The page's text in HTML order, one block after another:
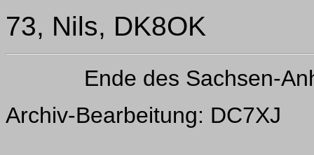
73, Nils, DK8OK
Ende des Sachsen-
Archiv-Bearbeitung: DC7XJ